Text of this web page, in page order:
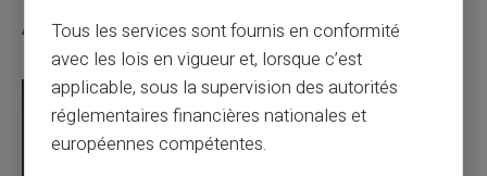
Articles similaires
Tous les services sont fournis en conformité
avec les lois en vigueur et, lorsque c’est
applicable, sous la supervision des autorités
réglementaires financières nationales et
européennes compétentes.